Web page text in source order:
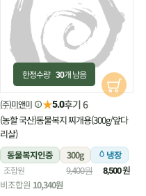
한정수량 30개 남음
(주)미앤미 ★5.0후기 6
(농할 국산)동물복지 찌개용(300g/앞다
리살)
동물복지인증
300g 냉장
조합원 9,400원 8,500원
비조합원 10,340원